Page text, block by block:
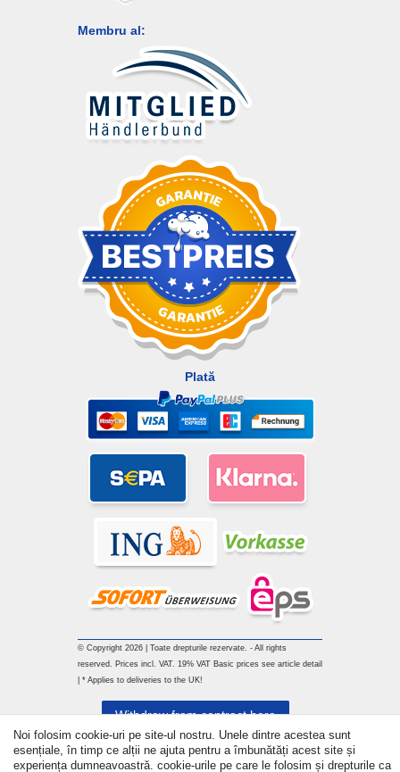
Membru al:
Plată
© Copyright 2026 | Toate drepturile rezervate. - All rights
reserved. Prices incl. VAT. 19% VAT Basic prices see article detail
| * Applies to deliveries to the UK!
Noi folosim cookie-uri pe site-ul nostru. Unele dintre acestea sunt
esențiale, în timp ce alții ne ajuta pentru a îmbunătăți acest site și
experiența dumneavoastră. cookie-urile pe care le folosim și drepturile ca
Withdraw from contract here
a lua legatura